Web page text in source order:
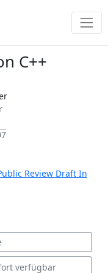
C++
Review Draft In
verfügbar